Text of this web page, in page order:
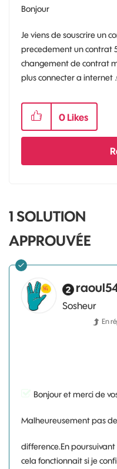
Bonjour
Je viens de souscrire un
precedement un contrat
changement de contrat
plus connecter a internet
0 Likes
1 SOLUTION
APPROUVÉE
Sosheur
En
Bonjour et merci de
Malheureusement pas de
difference.En
cela fonctionnait si je